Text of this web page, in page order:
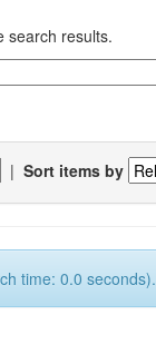
search results.
| Sort items by
time: 0.0 seconds).